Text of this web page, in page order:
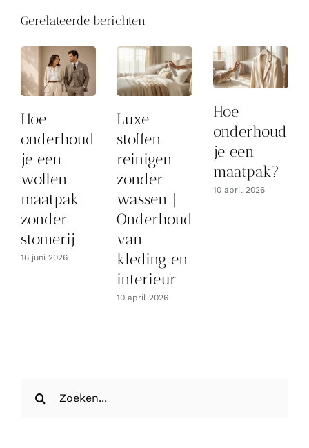
Gerelateerde berichten
Hoe
onderhoud
je een
wollen
maatpak
zonder
stomerij
16 juni 2026
Luxe
stoffen
reinigen
zonder
wassen |
Onderhoud
van
kleding en
interieur
10 april 2026
Hoe
onderhoud
je een
maatpak?
10 april 2026
naar: